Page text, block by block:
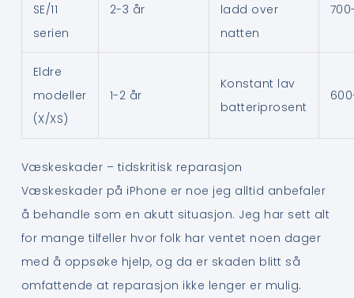
SE/11
serien
2-3 år
ladd over
natten
Eldre
modeller
(X/XS)
1-2 år
Konstant lav
batteriprosent
Væskeskader – tidskritisk reparasjon
Væskeskader på iPhone er noe jeg alltid anbefaler
å behandle som en akutt situasjon. Jeg har sett alt
for mange tilfeller hvor folk har ventet noen dager
med å oppsøke hjelp, og da er skaden blitt så
omfattende at reparasjon ikke lenger er mulig.